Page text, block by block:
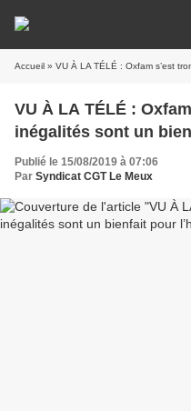
Accueil » VU À LA TÉLÉ : Oxfam s’est
VU À LA TÉLÉ :
inégalités sont un
Publié le 15/08/2019 à 07:06
Par Syndicat CGT Le Meux